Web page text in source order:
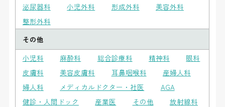
泌尿器科
小児外科 形成外科
美容外科
整形外科
その他
小児科
麻酔科 総合診療科 精神科
眼科
皮膚科
美容皮膚科 耳鼻咽喉科
産婦人科
婦人科
メディカルドクター・社医
AGA
健診・人間ドック
産業医 その他
放射線科